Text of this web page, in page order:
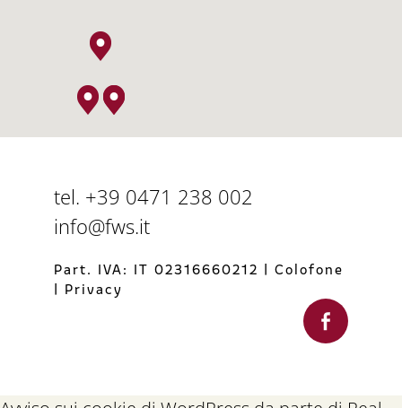
tel. +39 0471 238 002
info@fws.it
Part. IVA: IT 02316660212 | Colofone
| Privacy